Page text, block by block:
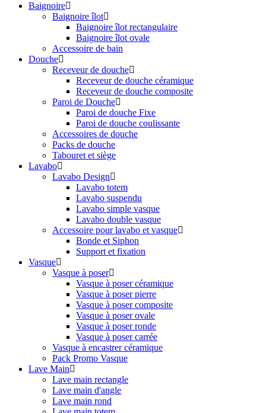
Baignoire
Baignoire îlot
Baignoire îlot rectangulaire
Baignoire îlot ovale
Accessoire de bain
Douche
Receveur de douche
Receveur de douche céramique
Receveur de douche composite
Paroi de Douche
Paroi de douche Fixe
Paroi de douche coulissante
Accessoires de douche
Packs de douche
Tabouret et siège
Lavabo
Lavabo Design
Lavabo totem
Lavabo suspendu
Lavabo simple vasque
Lavabo double vasque
Accessoire pour lavabo et vasque
Bonde et Siphon
Support et fixation
Vasque
Vasque à poser
Vasque à poser céramique
Vasque à poser pierre
Vasque à poser composite
Vasque à poser ovale
Vasque à poser ronde
Vasque à poser carrée
Vasque à encastrer céramique
Pack Promo Vasque
Lave Main
Lave main rectangle
Lave main d'angle
Lave main rond